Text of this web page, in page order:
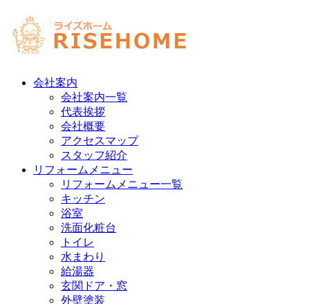
会社案内
会社案内一覧
代表挨拶
会社概要
アクセスマップ
スタッフ紹介
リフォームメニュー
リフォームメニュー一覧
キッチン
浴室
洗面化粧台
トイレ
水まわり
給湯器
玄関ドア・窓
外壁塗装